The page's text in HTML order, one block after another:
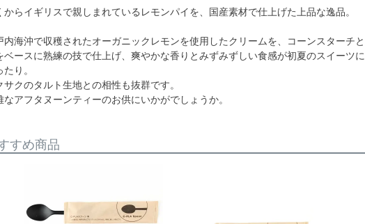
からイギリスで親しまれているレモンパイを、国産素材で仕上げた上品な逸品。
内海沖で収穫されたオーガニックレモンを使用したクリームを、コーンスターチと
ベースに熟練の技で仕上げ、爽やかな香りとみずみずしい食感が初夏のスイーツに
たり。
サクのタルト生地との相性も抜群です。
なアフタヌーンティーのお供にいかがでしょうか。
すめ商品